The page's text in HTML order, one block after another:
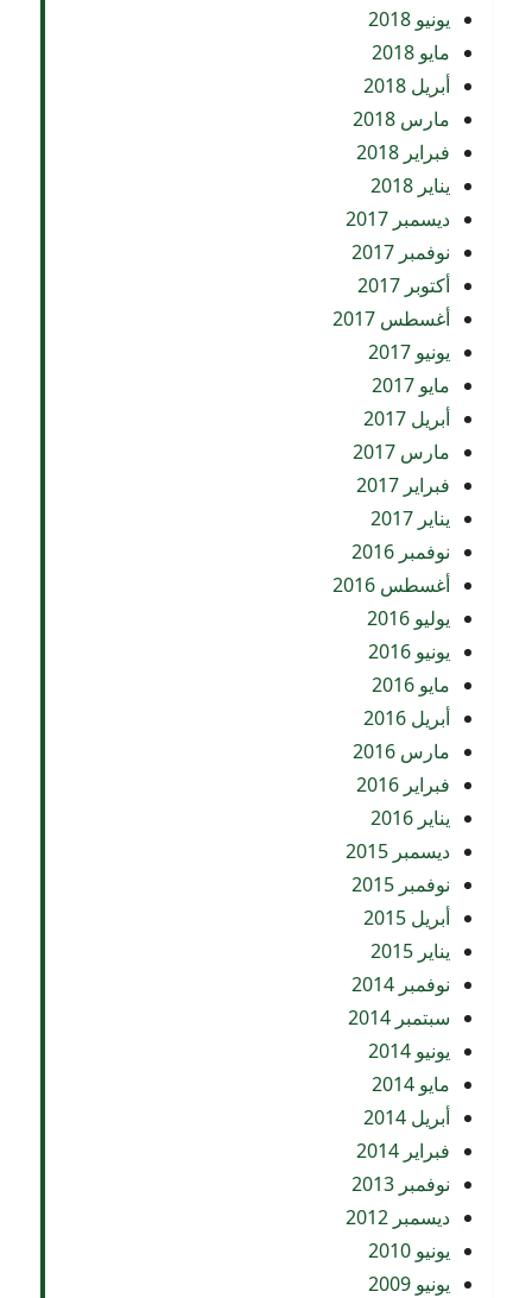
يونيو 2018
مايو 2018
أبريل 2018
مارس 2018
فبراير 2018
يناير 2018
ديسمبر 2017
نوفمبر 2017
أكتوبر 2017
أغسطس 2017
يونيو 2017
مايو 2017
أبريل 2017
مارس 2017
فبراير 2017
يناير 2017
نوفمبر 2016
أغسطس 2016
يوليو 2016
يونيو 2016
مايو 2016
أبريل 2016
مارس 2016
فبراير 2016
يناير 2016
ديسمبر 2015
نوفمبر 2015
أبريل 2015
يناير 2015
نوفمبر 2014
سبتمبر 2014
يونيو 2014
مايو 2014
أبريل 2014
فبراير 2014
نوفمبر 2013
ديسمبر 2012
يونيو 2010
يونيو 2009